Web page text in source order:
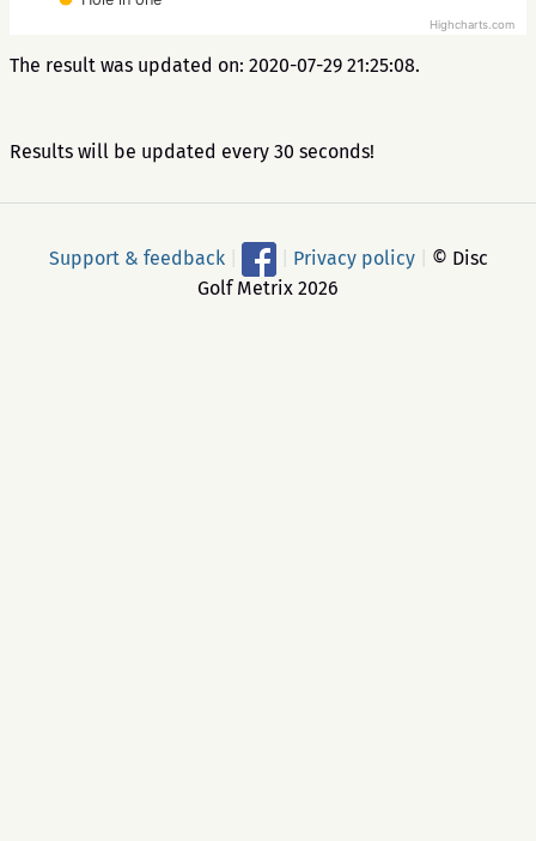
Highcharts.com
The result was updated on: 2020-07-29 21:25:08.
Results will be updated every 30 seconds!
Support & feedback Privacy policy
© Disc
Golf Metrix 2026